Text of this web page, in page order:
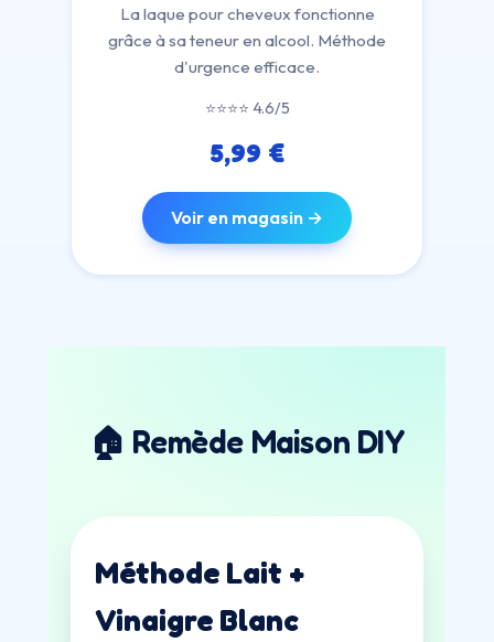
La laque pour cheveux fonctionne
grâce à sa teneur en alcool. Méthode
d'urgence efficace.
⭐⭐⭐⭐ 4.6/5
5,99 €
Voir en magasin →
🏠 Remède Maison DIY
Méthode Lait +
Vinaigre Blanc